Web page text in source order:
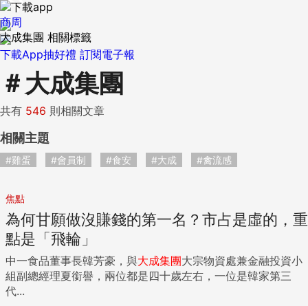
下載App抽好禮 訂閱電子報
商周
大成集團 相關標籤
＃ 大成集團
共有 546 則相關文章
相關主題
#雞蛋 #會員制 #食安 #大成 #禽流感
焦點
為何甘願做沒賺錢的第一名？市占是虛的，重
點是「飛輪」
中一食品董事長韓芳豪，與大成集團大宗物資處兼金融投資小
組副總經理夏銜譽，兩位都是四十歲左右，一位是韓家第三
代...